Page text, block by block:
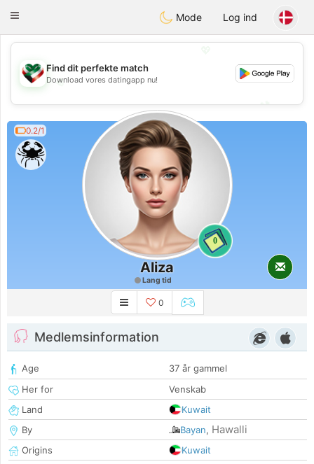
Kuwait Chat
Toggle
Mode Log ind
💖
💕
💕
Find dit perfekte match
Download vores datingapp nu!
0.2/1
0
Aliza
Lang tid
0
Medlemsinformation
Age
37 år gammel
Her for
Venskab
Land
Kuwait
By
Bayan, Hawalli
Origins
Kuwait